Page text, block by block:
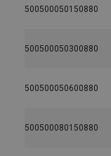
500500050150880
500500050300880
500500050600880
500500080150880